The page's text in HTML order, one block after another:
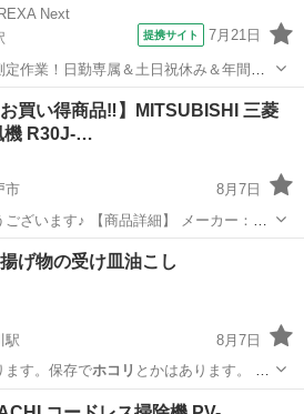
Next
提携サイト 7月21日
作業！日勤専属＆土日祝休み＆年間休
業★マイカー通勤OK＆無料駐車場あり
あり！《茨城県常陸大宮市》 人気の
工...
駅 その他
買い得商品‼】MITSUBISHI 三菱
機 R30J-…
市
8月7日
詳細】 メーカー：三
MM 電源(周波数)：100v(50/60Hz） 付
属品：無し カラー：ホワイト/ブルー 【商...
調家電 R30
げ物の受け皿油こし
駅
8月7日
ます。保存でホコリ とかはあります。 ど
キッチン家電